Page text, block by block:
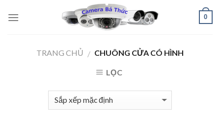
0
TRANG CHỦ / CHUÔNG CỬA CÓ HÌNH
LỌC